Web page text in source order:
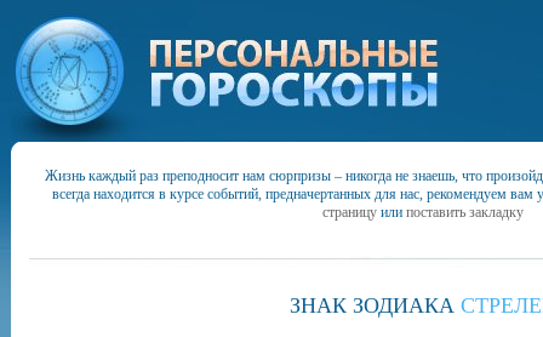
Жизнь каждый раз преподносит нам сюрпризы – никогда не знаешь, что
всегда находится в курсе событий, предначертанных для нас, рекомендуем вам
страницу или поставить закладку
ЗНАК ЗОДИАКА